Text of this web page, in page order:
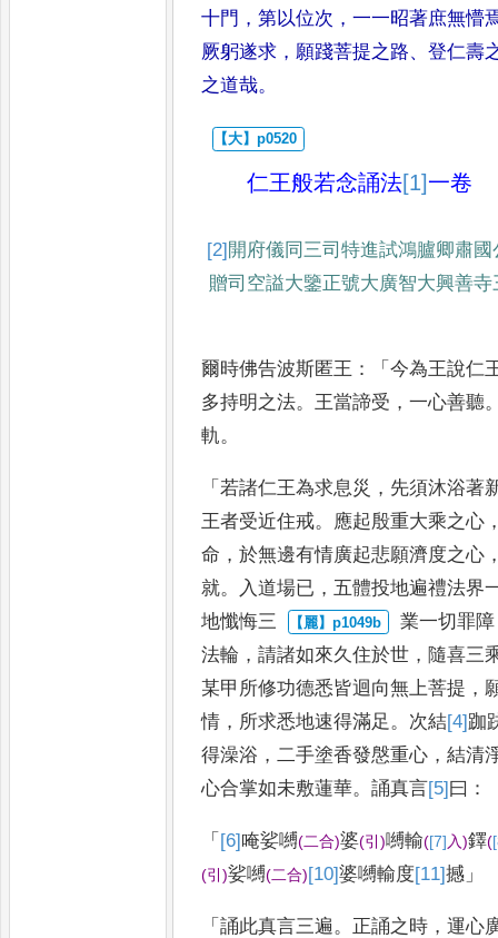
十門 ，第以位次 ，一一昭著庶無懵
厥躬遂求 ， 願踐菩提之路、登仁壽
之道哉。
仁王般若念誦法[1]一卷
[2]開府儀同三司特進試鴻臚卿肅國
贈司 空謚大鑒正號大廣智大興善寺
爾時佛告波斯匿王 ：「今為王說仁
多持明之法。 王當諦受 ，一心善聽
軌 。
「 若諸仁王為求息災 ， 先須沐浴著
王者受近住戒。 應起殷重大乘之心
命 ，於無邊有情廣起悲願濟度之心
就。 入道場已 ， 五體投地遍禮法界
地懺悔三
業一切罪障
法輪 ，請諸如來久住於世 ， 隨喜三
某甲所修功德悉皆迴向無上菩提 ，
情 ， 所求悉地速得滿足 。 次結[4]跏
得澡浴 ， 二手塗香發慇重心 ，結清
心合掌如未敷蓮華。誦真言[5]曰 ：
「 [6]唵娑嚩(二合)婆(引)嚩輸([7] 入)鐸(
(引)娑嚩(二合)[10]婆嚩輸度[11]撼 」
「誦此真言三遍 。 正誦之時 ，運心